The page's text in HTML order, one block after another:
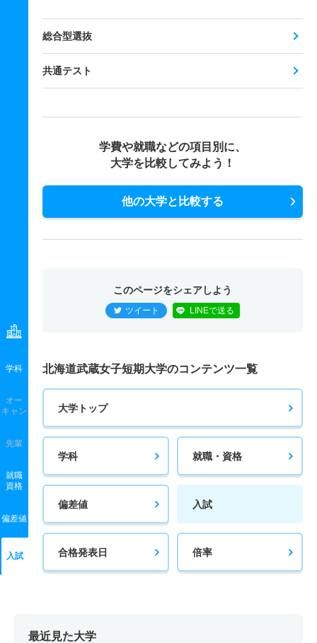
学科
オー
キャン
先輩
就職
資格
偏差値
入試
総合型選抜
共通テスト
学費や就職などの項目別に、
大学を比較してみよう！
他の大学と比較する
このページをシェアしよう
ツイート LINEで送る
北海道武蔵女子短期大学のコンテンツ一覧
大学トップ
学科 就職・資格
偏差値 入試
合格発表日 倍率
最近見た大学